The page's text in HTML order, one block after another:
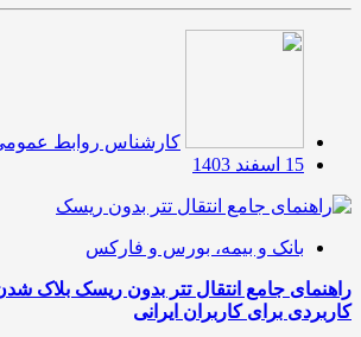
کارشناس روابط
15 اسفند 1403
بانک و بیمه، بورس و فارکس
راهنمای جامع انتقال تتر بدون ریسک بلاک
کاربردی برای کاربران ایرانی